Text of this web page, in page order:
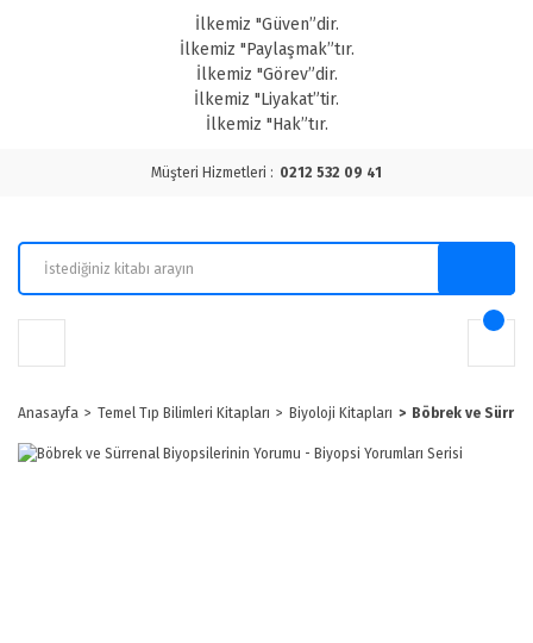
İlkemiz "Güven”dir.
İlkemiz "Paylaşmak”tır.
İlkemiz "Görev”dir.
İlkemiz "Liyakat”tir.
İlkemiz "Hak”tır.
Müşteri Hizmetleri : 0212 532 09 41
Anasayfa Temel Tıp Bilimleri Kitapları Biyoloji Kitapları Böbrek ve